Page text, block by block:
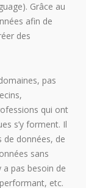
Grâce au
afin de
des
pas
qui ont
s’y forment. Il
de données, de
sans
a pas besoin de
etc.